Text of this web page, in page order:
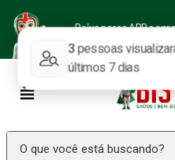
Baixe nosso APP e
ofertas.
O que você está buscando?